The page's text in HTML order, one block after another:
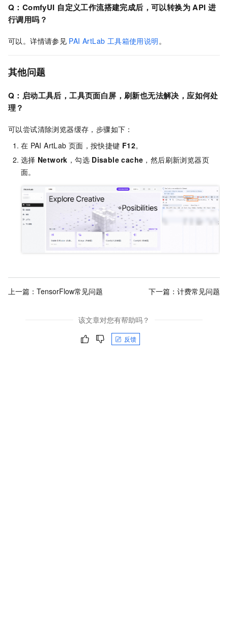
Q：ComfyUI 自定义工作流搭建完成后，可以转换为 API 进
行调用吗？
可以。详情请参见 PAI ArtLab 工具箱使用说明。
其他问题
Q：启动工具后，工具页面白屏，刷新也无法解决，应如何处
理？
可以尝试清除浏览器缓存，步骤如下：
在 PAI ArtLab 页面，按快捷键 F12。
选择 Network ，勾选 Disable cache ，然后刷新浏览器页
面。
上一篇： TensorFlow常见问题 下一篇： 计费常见问题
该文章对您有帮助吗？
反馈